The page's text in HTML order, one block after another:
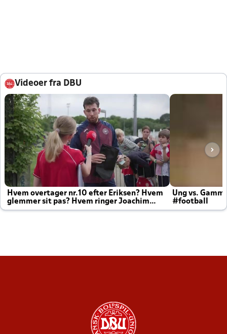
Videoer fra DBU
Hvem overtager nr.10 efter Eriksen? Hvem
glemmer sit pas? Hvem ringer Joachim
altid til efter kampe?
Ung vs.
#football